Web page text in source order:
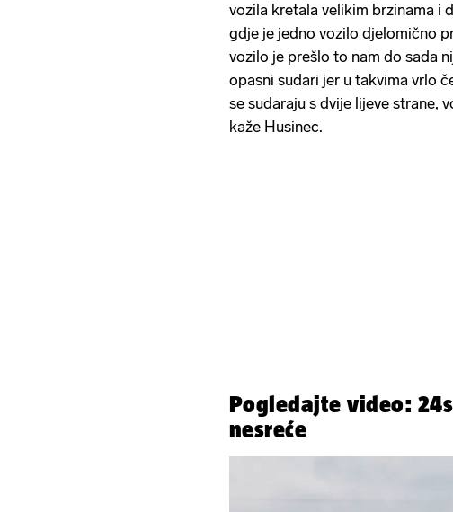
vozila kretala velikim brzinama i
gdje je jedno vozilo djelomično
vozilo je prešlo to nam do sada
opasni sudari jer u takvima vrlo
se sudaraju s dvije lijeve strane,
kaže Husinec.
Pogledajte video:
nesreće